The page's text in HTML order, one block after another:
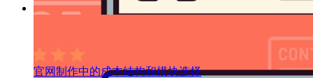
官网制作中的成本结构和模块选择